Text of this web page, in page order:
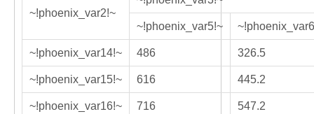
~!phoenix_var2!~
~!phoenix_var5!~
~!phoenix_var14!~ 486 326.5
~!phoenix_var15!~ 616 445.2
~!phoenix_var16!~ 716 547.2